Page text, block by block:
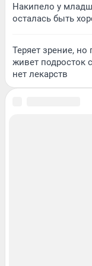
Накипело у
осталась быть
Теряет зрение, но
живет подросток
нет лекарств